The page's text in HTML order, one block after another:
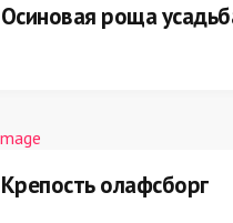
Осиновая роща
Крепость олафсборг